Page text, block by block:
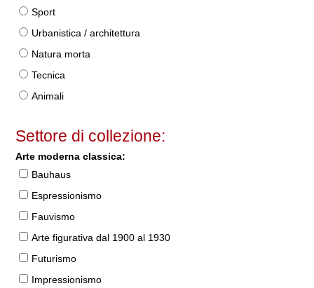
Sport
Urbanistica / architettura
Natura morta
Tecnica
Animali
Settore di collezione:
Arte moderna classica:
Bauhaus
Espressionismo
Fauvismo
Arte figurativa dal 1900 al 1930
Futurismo
Impressionismo